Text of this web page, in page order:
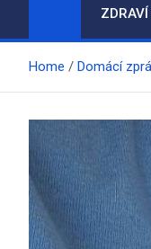
Home Domácí